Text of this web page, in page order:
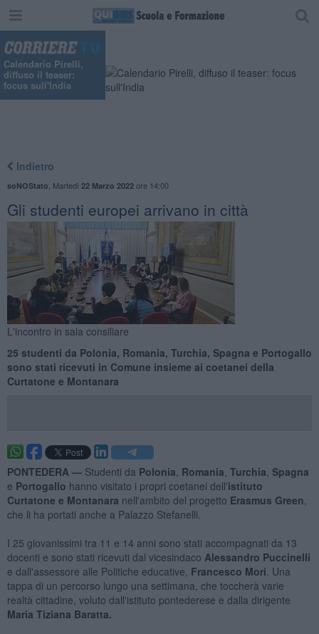
Calendario Pirelli,
diffuso il teaser:
focus sull'India
Indietro
soNOStato Martedì 22 Marzo 2022ore 14:00
Gli studenti europei arrivano in città
L'incontro in sala consiliare
25 studenti da Polonia, Romania, Turchia, Spagna e Portogallo
sono stati ricevuti in Comune insieme ai coetanei della
Curtatone e Montanara
PONTEDERA — Studenti da Polonia Romania Turchia Spagna
e Portogallo hanno visitato i propri coetanei dell'istituto
Curtatone e Montanara nell'ambito del progetto Erasmus Green
che li ha portati anche a Palazzo Stefanelli.
I 25 giovanissimi tra 11 e 14 anni sono stati accompagnati da 13
docenti e sono stati ricevuti dal vicesindaco Alessandro Puccinelli
e dall'assessore alle Politiche educative, Francesco Mori . Una
tappa di un percorso lungo una settimana, che toccherà varie
realtà cittadine, voluto dall'istituto pontederese e dalla dirigente
Maria Tiziana Baratta.